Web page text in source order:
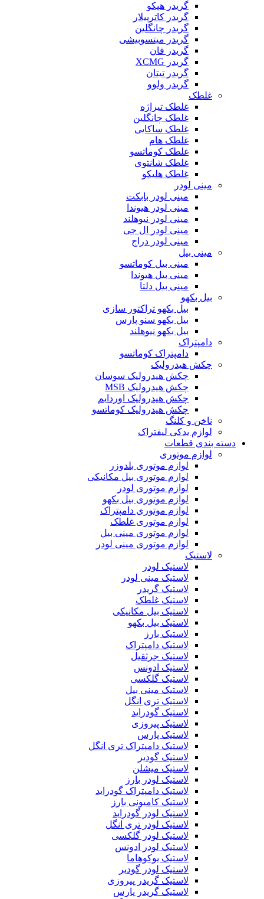
گریدر هپکو
گریدر کاترپیلار
گریدر چانگلین
گریدر میتسوبیشی
گریدر فان
گریدر XCMG
گریدر تیتان
گریدر ولوو
غلطک
غلطک تیراژه
غلطک چانگلین
غلطک ساکایی
غلطک هام
غلطک کوماتسو
غلطک شانتوی
غلطک هلیکو
مینی لودر
مینی لودر بابکت
مینی لودر هیوندا
مینی لودر نیوهلند
مینی لودر ال جی
مینی لودر دراج
مینی بیل
مینی بیل کوماتسو
مینی بیل هیوندا
مینی بیل دلتا
بیل بکهو
بیل بکهو تراکتور سازی
بیل بکهو سنو پارس
بیل بکهو نیوهلند
دامپتراک
دامپتراک کوماتسو
چکش هیدرولیک
چکش هیدرولیک سوسان
چکش هیدرولیک MSB
چکش هیدرولیک اوردایم
چکش هیدرولیک کوماتسو
ناخن و کلنگ
لوازم یدکی لیفتراک
دسته بندی قطعات
لوازم موتوری
لوازم موتوری بلدوزر
لوازم موتوری بیل مکانیکی
لوازم موتوری لودر
لوازم موتوری بیل بکهو
لوازم موتوری دامپتراک
لوازم موتوری غلطک
لوازم موتوری مینی بیل
لوازم موتوری مینی لودر
لاستیک
لاستیک لودر
لاستیک مینی لودر
لاستیک گریدر
لاستیک غلطک
لاستیک بیل مکانیکی
لاستیک بیل بکهو
لاستیک بارز
لاستیک دامپتراک
لاستیک جرثقیل
لاستیک ادونس
لاستیک گلکسی
لاستیک مینی بیل
لاستیک تری انگل
لاستیک گودراید
لاستیک پیروزی
لاستیک پارس
لاستیک دامپتراک تری انگل
لاستیک گودیر
لاستیک میشلن
لاستیک لودر بارز
لاستیک دامپتراک گودراید
لاستیک کامیونی بارز
لاستیک لودر گودراید
لاستیک لودر تری انگل
لاستیک لودر گلکسی
لاستیک لودر ادونس
لاستیک یوکوهاما
لاستیک لودر گودیر
لاستیک گریدر پیروزی
لاستیک گریدر پارس